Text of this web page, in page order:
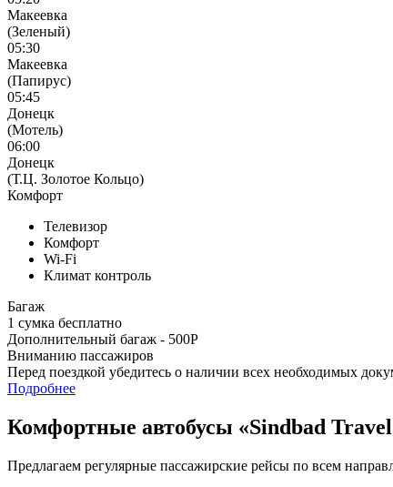
Макеевка
(Зеленый)
05:30
Макеевка
(Папирус)
05:45
Донецк
(Мотель)
06:00
Донецк
(Т.Ц. Золотое Кольцо)
Комфорт
Телевизор
Комфорт
Wi-Fi
Климат контроль
Багаж
1 сумка бесплатно
Дополнительный багаж - 500Р
Вниманию пассажиров
Перед поездкой убедитесь о наличии всех необходимых
Подробнее
Комфортные автобусы «Sindbad
Предлагаем регулярные пассажирские рейсы по всем